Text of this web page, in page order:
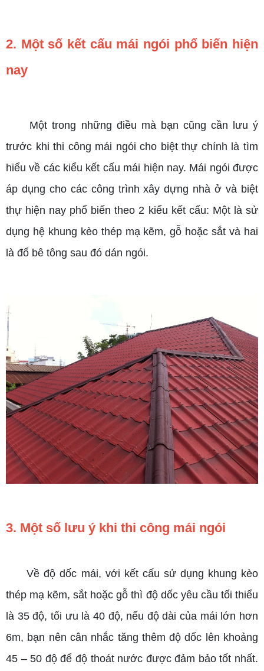
2. Một số kết cấu mái ngói phổ biến hiện
nay
Một trong những điều mà bạn cũng cần lưu ý
trước khi thi công mái ngói cho biệt thự chính là tìm
hiểu về các kiểu kết cấu mái hiện nay. Mái ngói được
áp dụng cho các công trình xây dựng nhà ở và biệt
thự hiện nay phổ biến theo 2 kiểu kết cấu: Một là sử
dụng hệ khung kèo thép mạ kẽm, gỗ hoặc sắt và hai
là đổ bê tông sau đó dán ngói.
3. Một số lưu ý khi thi công mái ngói
Về độ dốc mái, với kết cấu sử dụng khung kèo
thép mạ kẽm, sắt hoặc gỗ thì độ dốc yêu cầu tối thiểu
là 35 độ, tối ưu là 40 độ, nếu độ dài của mái lớn hơn
6m, bạn nên cân nhắc tăng thêm độ dốc lên khoảng
45 – 50 độ để độ thoát nước được đảm bảo tốt nhất.